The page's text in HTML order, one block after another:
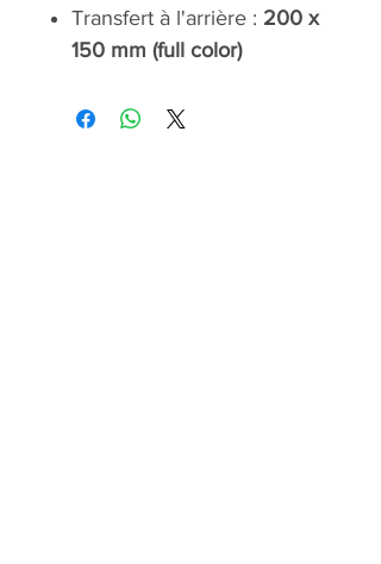
Transfert à l'arrière : 200 x
150 mm (full color)